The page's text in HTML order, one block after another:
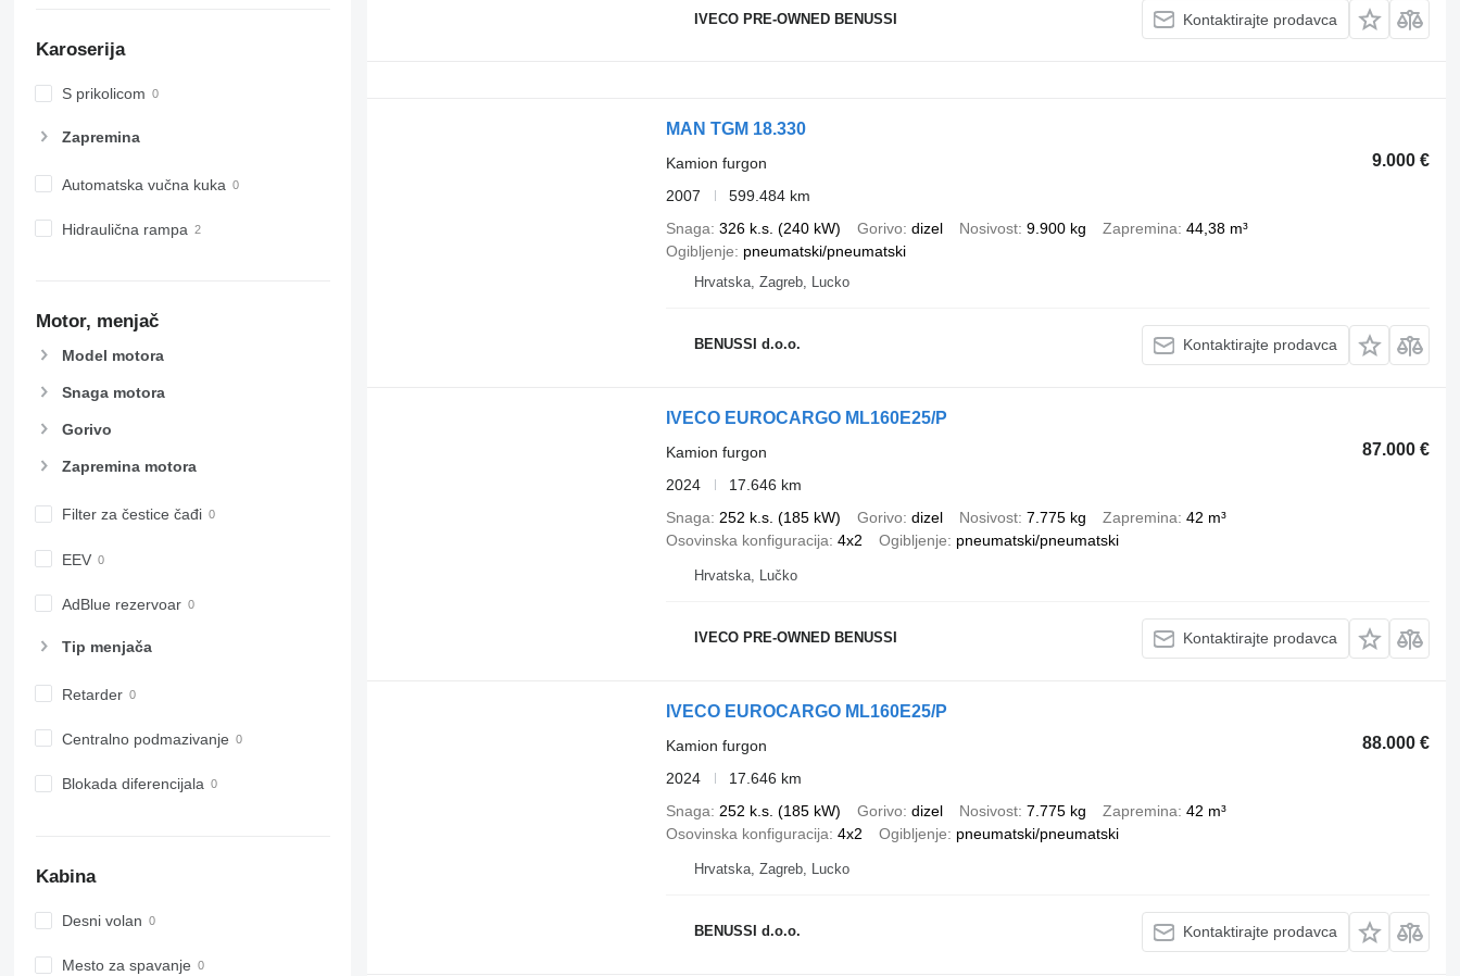
Karoserija
S prikolicom
Zapremina
Automatska vučna kuka
Hidraulična rampa
Motor, menjač
Model motora
Snaga motora
Gorivo
Zapremina motora
Filter za čestice čađi
EEV
AdBlue rezervoar
Tip menjača
Retarder
Centralno podmazivanje
Blokada diferencijala
Kabina
Desni volan
Mesto za spavanje
IVECO PRE-OWNED BENUSSI Kontaktirajte prodavca
MAN TGM 18.330
9.000 €
Kamion furgon
2007
599.484 km
Snaga 326 k.s. (240 kW) Gorivo dizel Nosivost 9.900 kg Zapremina 44,38 m³
Ogibljenje
pneumatski/pneumatski
Hrvatska, Zagreb, Lucko
BENUSSI d.o.o. Kontaktirajte prodavca
IVECO EUROCARGO ML160E25/P
87.000 €
Kamion furgon
2024
17.646 km
Snaga
252 k.s. (185 kW) Gorivo dizel Nosivost 7.775 kg Zapremina 42 m³
Osovinska konfiguracija 4x2 Ogibljenje pneumatski/pneumatski
Hrvatska, Lučko
IVECO PRE-OWNED BENUSSI Kontaktirajte prodavca
IVECO EUROCARGO ML160E25/P
88.000 €
Kamion furgon
2024
17.646 km
Snaga
252 k.s. (185 kW) Gorivo dizel Nosivost 7.775 kg Zapremina 42 m³
Osovinska konfiguracija 4x2 Ogibljenje pneumatski/pneumatski
Hrvatska, Zagreb, Lucko
BENUSSI d.o.o. Kontaktirajte prodavca